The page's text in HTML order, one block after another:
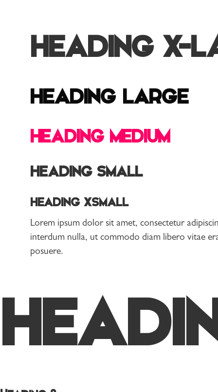
HEADING X-
HEADING LARGE
HEADING MEDIUM
HEADING SMALL
HEADING XSMALL
Lorem ipsum dolor sit amet, consectetur
interdum nulla, ut commodo diam libero vitae
posuere.